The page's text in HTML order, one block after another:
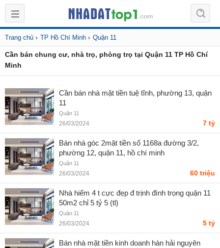
Trang chủ › TP Hồ Chí Minh › Quận 11
Cần bán chung cư, nhà trọ, phòng trọ tại Quận 11 TP Hồ Chí
Minh
Cần bán nhà mặt tiền tuệ tĩnh, phường 13, quận
11
Quận 11
26/03/2024 7 tỷ
Bán nhà góc 2mặt tiền số 1168a đường 3/2,
phường 12, quận 11, hồ chí minh
Quận 11
26/03/2024 60 triệu
Nhà hiếm 4 t cực đẹp đ trịnh đình trọng quận 11
50m2 chỉ 5 tỷ 5 (tl)
Quận 11
26/03/2024 5 tỷ
Bán nhà mặt tiền kinh doanh hàn hải nguyên